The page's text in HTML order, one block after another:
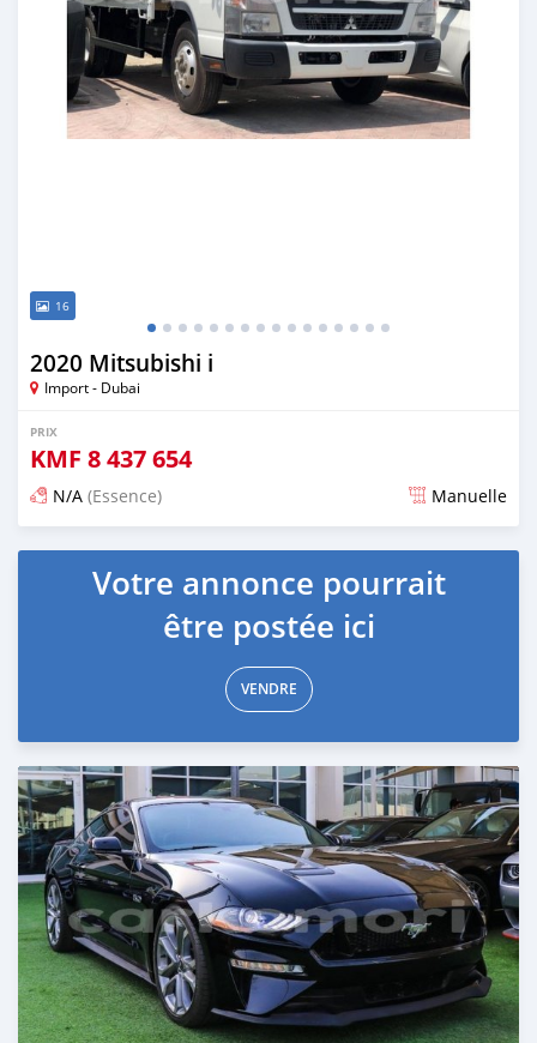
16
2020 Mitsubishi i
Import - Dubai
PRIX
KMF 8 437 654
N/A (Essence) Manuelle
Publié il y a presque 6 ans
Votre annonce pourrait
être postée ici
VENDRE